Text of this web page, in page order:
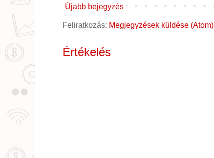
Újabb bejegyzés
Feliratkozás: Megjegyzések küldése (Atom)
Értékelés